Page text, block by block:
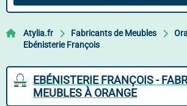
Atylia.fr Fabricants de Meubles
Ebénisterie François
EBÉNISTERIE FRANÇOIS -
MEUBLES À ORANGE